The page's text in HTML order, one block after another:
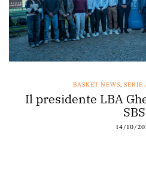
BASKET NEWS, SERIE
Il presidente LBA
SBS
14/10/